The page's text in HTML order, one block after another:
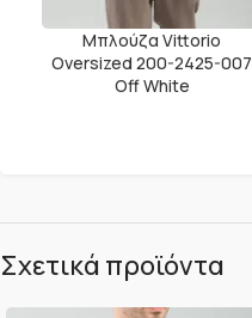
Μπλούζα Vittorio
Oversized 200-2425-007
Off White
Σχετικά προϊόντα